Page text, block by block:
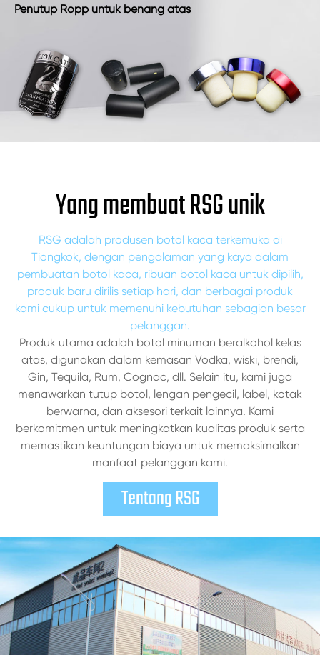
Penutup Ropp untuk benang atas
Yang membuat RSG unik
RSG adalah produsen botol kaca terkemuka di
Tiongkok, dengan pengalaman yang kaya dalam
pembuatan botol kaca, ribuan botol kaca untuk dipilih,
produk baru dirilis setiap hari, dan berbagai produk
kami cukup untuk memenuhi kebutuhan sebagian besar
pelanggan.
Produk utama adalah botol minuman beralkohol kelas
atas, digunakan dalam kemasan Vodka, wiski, brendi,
Gin, Tequila, Rum, Cognac, dll. Selain itu, kami juga
menawarkan tutup botol, lengan pengecil, label, kotak
berwarna, dan aksesori terkait lainnya. Kami
berkomitmen untuk meningkatkan kualitas produk serta
memastikan keuntungan biaya untuk memaksimalkan
manfaat pelanggan kami.
Tentang RSG